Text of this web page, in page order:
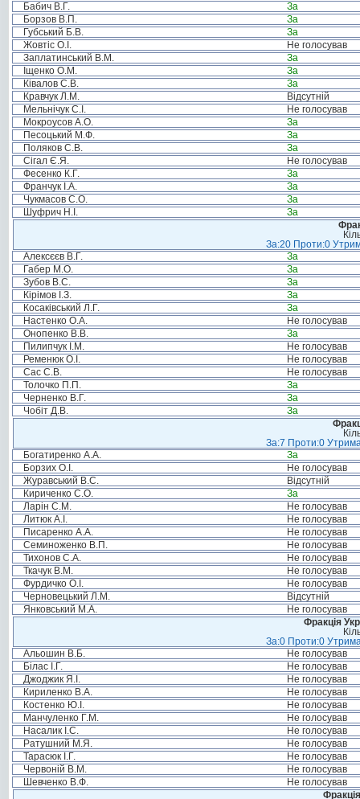
Бабич В.Г.
За
Борзов В.П.
За
Губський Б.В.
За
Жовтіс О.І.
Не голосував
Заплатинський В.М.
За
Іщенко О.М.
За
Ківалов С.В.
За
Кравчук Л.М.
Відсутній
Мельнічук С.І.
Не голосував
Мокроусов А.О.
За
Песоцький М.Ф.
За
Поляков С.В.
За
Сігал Є.Я.
Не голосував
Фесенко К.Г.
За
Франчук І.А.
За
Чукмасов С.О.
За
Шуфрич Н.І.
За
За:20 Проти:0
Алексєєв В.Г.
За
Габер М.О.
За
Зубов В.С.
За
Кірімов І.З.
За
Косаківський Л.Г.
За
Настенко О.А.
Не голосував
Онопенко В.В.
За
Пилипчук І.М.
Не голосував
Ременюк О.І.
Не голосував
Сас С.В.
Не голосував
Толочко П.П.
За
Черненко В.Г.
За
Чобіт Д.В.
За
За:7 Проти:0
Богатиренко А.А.
За
Борзих О.І.
Не голосував
Журавський В.С.
Відсутній
Кириченко С.О.
За
Ларін С.М.
Не голосував
Литюк А.І.
Не голосував
Писаренко А.А.
Не голосував
Семиноженко В.П.
Не голосував
Тихонов С.А.
Не голосував
Ткачук В.М.
Не голосував
Фурдичко О.І.
Не голосував
Черновецький Л.М.
Відсутній
Янковський М.А.
Не голосував
Фракція
За:0 Проти:0
Альошин В.Б.
Не голосував
Білас І.Г.
Не голосував
Джоджик Я.І.
Не голосував
Кириленко В.А.
Не голосував
Костенко Ю.І.
Не голосував
Манчуленко Г.М.
Не голосував
Насалик І.С.
Не голосував
Ратушний М.Я.
Не голосував
Тарасюк І.Г.
Не голосував
Червоній В.М.
Не голосував
Шевченко В.Ф.
Не голосував